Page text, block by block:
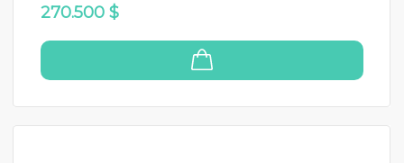
270.500 $